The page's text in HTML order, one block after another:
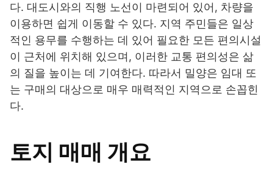
다. 대도시와의 직행 노선이 마련되어 있어, 차량을
이용하면 쉽게 이동할 수 있다. 지역 주민들은 일상
적인 용무를 수행하는 데 있어 필요한 모든 편의시설
이 근처에 위치해 있으며, 이러한 교통 편의성은 삶
의 질을 높이는 데 기여한다. 따라서 밀양은 임대 또
는 구매의 대상으로 매우 매력적인 지역으로 손꼽힌
다.
토지 매매 개요